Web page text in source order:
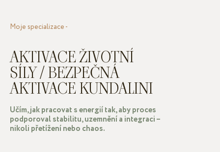
AKTIVACE ŽIVOTNÍ
SÍLY / BEZPEČNÁ
AKTIVACE KUNDALINI
Moje specializace -
Učím, jak pracovat s energií tak, aby proces
podporoval stabilitu, uzemnění a integraci –
nikoli přetížení nebo chaos.